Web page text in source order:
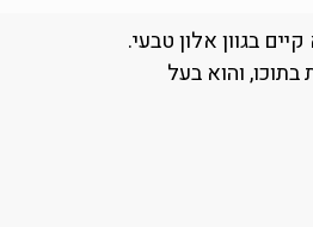
בגוון אלון טבעי.